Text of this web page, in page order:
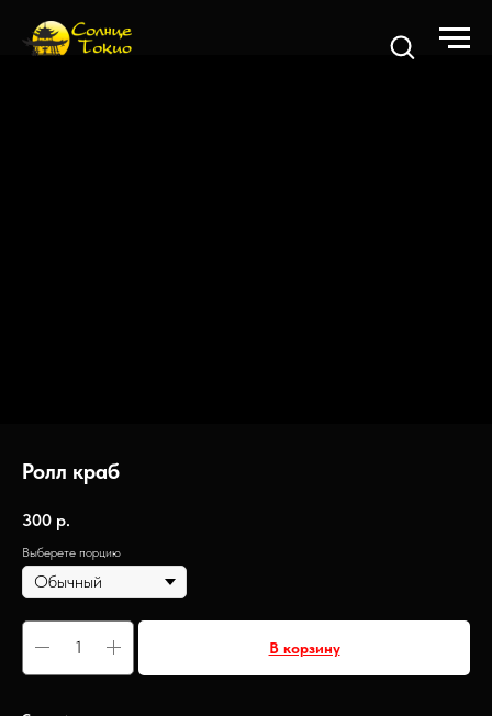
Ролл краб
300 р.
Выберете порцию
В корзину